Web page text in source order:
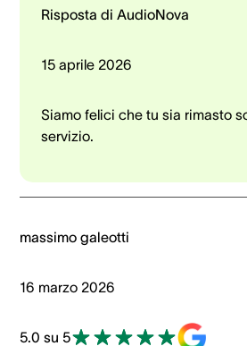
Risposta di AudioNova
15 aprile 2026
Siamo felici che tu sia rimasto
servizio.
massimo galeotti
16 marzo 2026
5.0 su 5